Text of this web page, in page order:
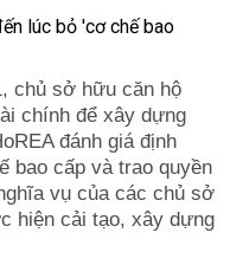
chủ sở hữu căn hộ
chính để xây dựng
đánh giá định
bao cấp và trao quyền
vụ của các chủ sở
hiện cải tạo, xây dựng